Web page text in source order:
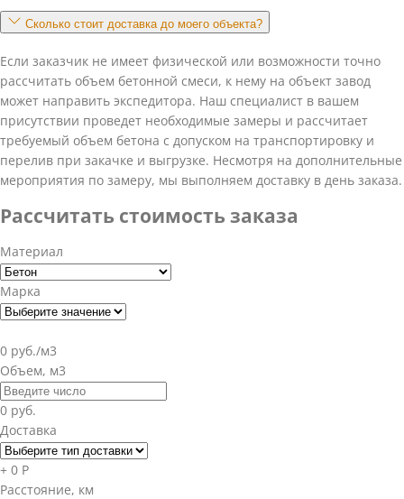
Сколько стоит доставка до моего объекта?
Если заказчик не имеет физической или возможности точно
рассчитать объем бетонной смеси, к нему на объект завод
может направить экспедитора. Наш специалист в вашем
присутствии проведет необходимые замеры и рассчитает
требуемый объем бетона с допуском на транспортировку и
перелив при закачке и выгрузке. Несмотря на дополнительные
мероприятия по замеру, мы выполняем доставку в день заказа.
Рассчитать стоимость заказа
Материал
Марка
0 руб./м3
Объем, м3
0 руб.
Доставка
+ 0 Р
Расстояние, км